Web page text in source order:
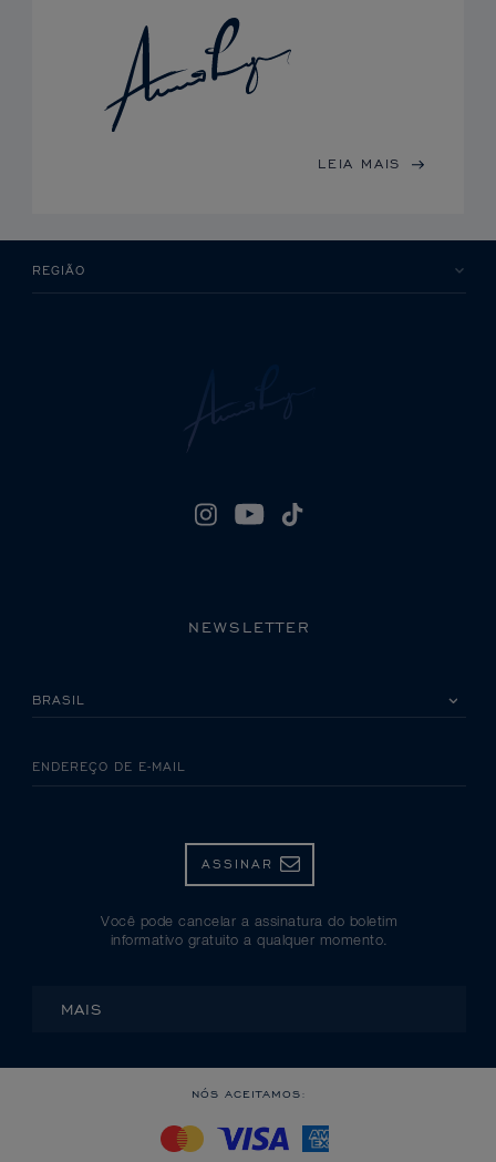
LEIA MAIS
REGIÃO
NEWSLETTER
ENDEREÇO DE E-MAIL
ASSINAR
Você pode cancelar a assinatura do boletim
informativo gratuito a qualquer momento.
MAIS
NÓS ACEITAMOS: